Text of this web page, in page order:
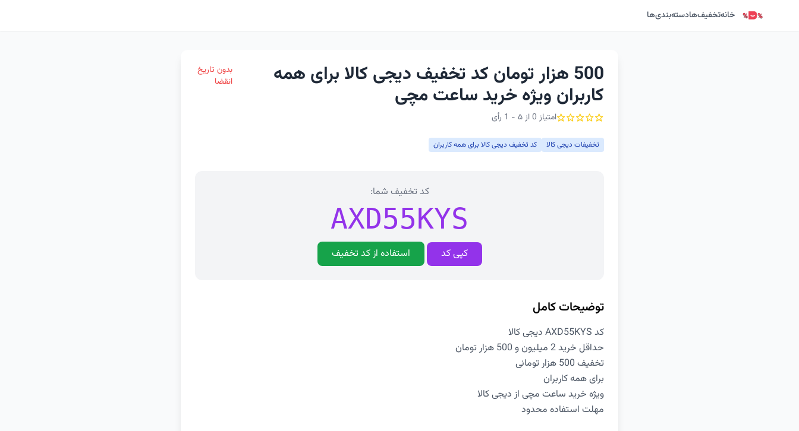
خانهتخفیف‌هادسته‌بندی‌ها
500 هزار تومان کد تخفیف دیجی کالا برای همه
کاربران ویژه خرید ساعت مچی
امتیاز 0 از ۵ - 1 رأی
بدون تاریخ
انقضا
تخفیفات دیجی کالا کد تخفیف دیجی کالا برای همه کاربران
کد تخفیف شما:
AXD55KYS
کپی کد استفاده از کد تخفیف
توضیحات کامل
کد AXD55KYS دیجی کالا
حداقل خرید 2 میلیون و 500 هزار تومان
تخفیف 500 هزار تومانی
برای همه کاربران
ویژه خرید ساعت مچی از دیجی کالا
مهلت استفاده محدود